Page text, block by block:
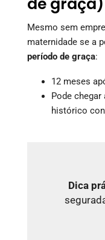
Mesmo sem
maternidade se a
período de graça:
12 meses
Pode
histórico
Dica